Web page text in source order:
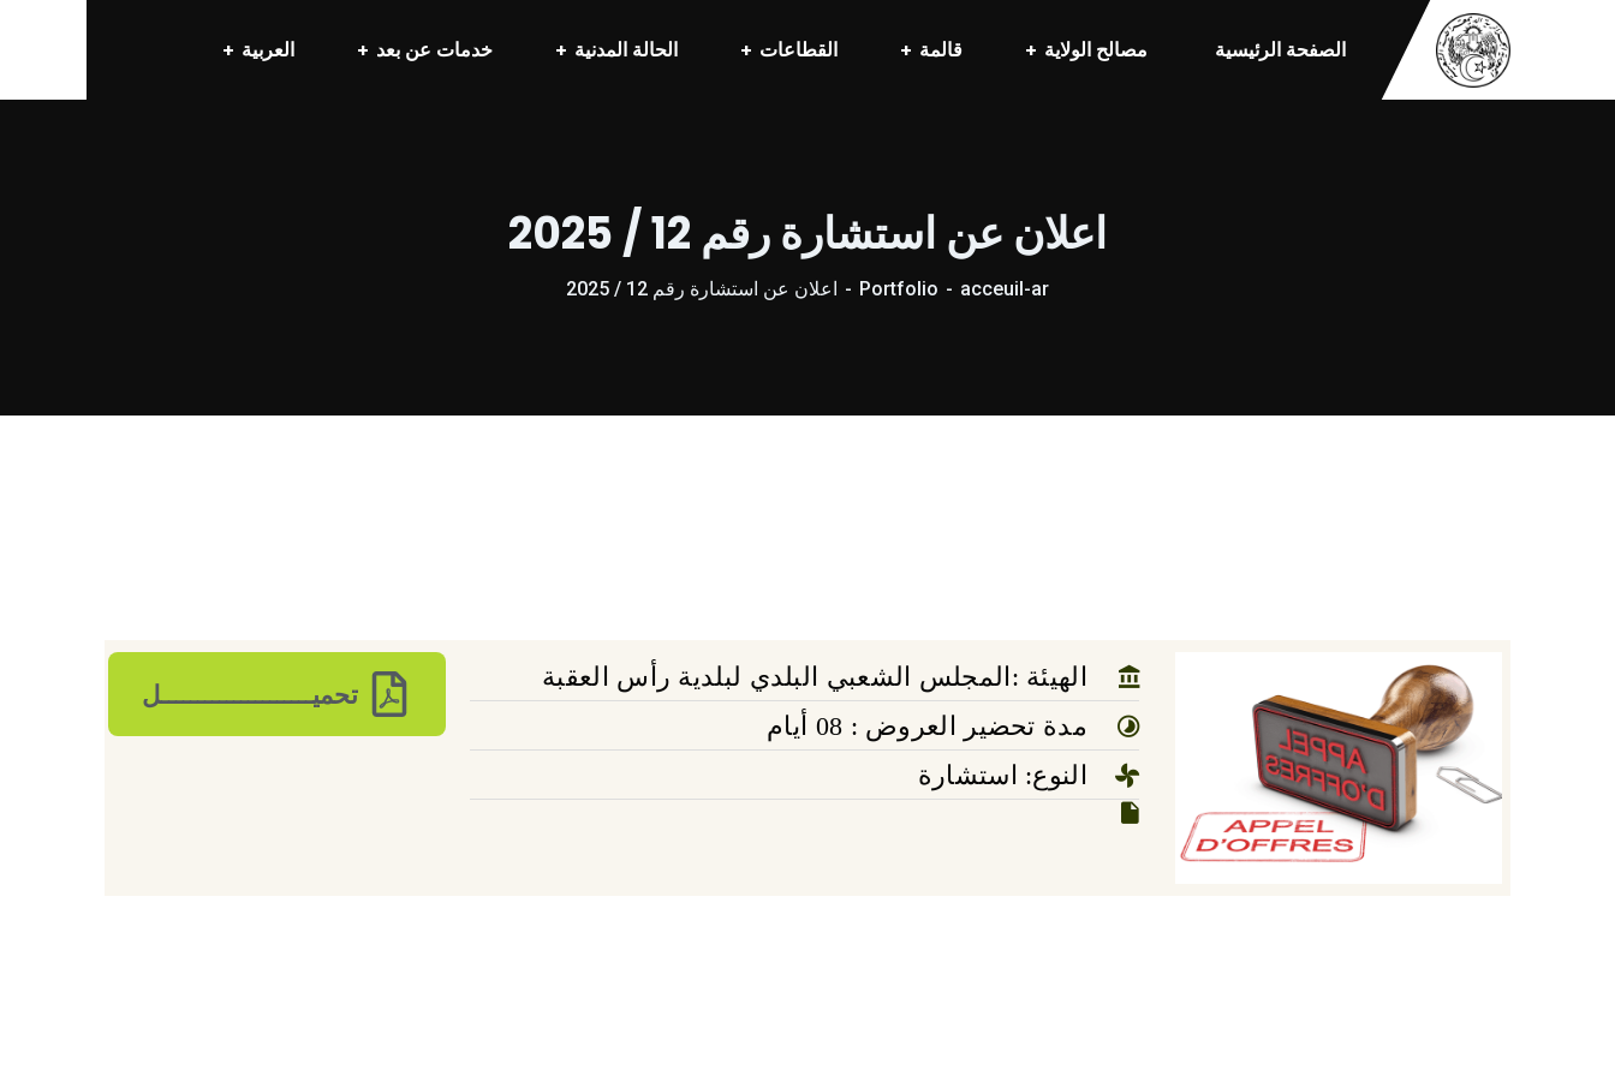
الصفحة الرئيسية مصالح الولاية قالمة القطاعات الحالة المدنية خدمات عن بعد العربية
اعلان عن استشارة رقم 12 / 2025
acceuil-ar
Portfolio اعلان عن استشارة رقم 12 / 2025
الهيئة :المجلس الشعبي البلدي لبلدية رأس العقبة
مدة تحضير العروض : 08 أيام
النوع: استشارة
تحميـــــــــــــــــــــل